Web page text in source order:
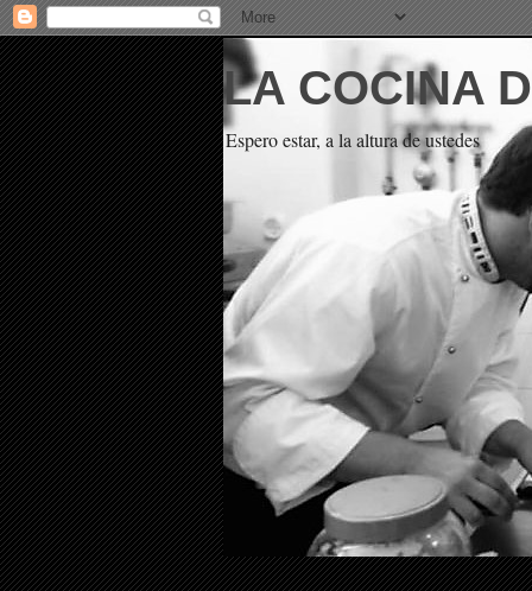
LA COCINA
Espero estar, a la altura de ustedes